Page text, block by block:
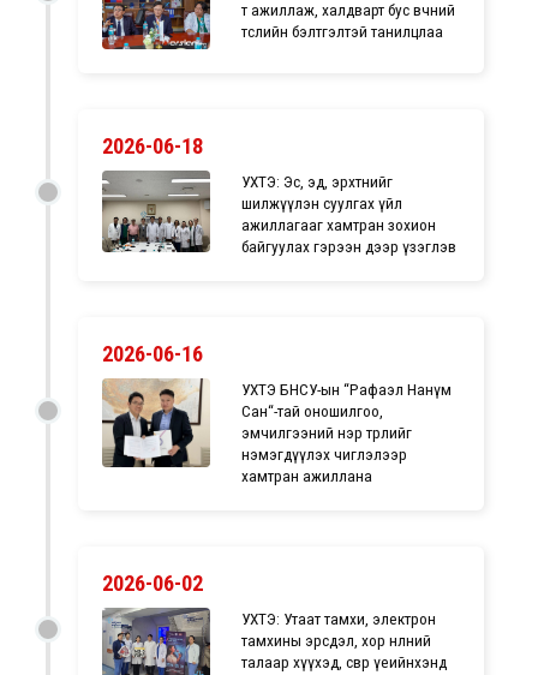
т ажиллаж, халдварт бус өвчний
төслийн бэлтгэлтэй танилцлаа
2026-06-18
УХТЭ: Эс, эд, эрхтнийг
шилжүүлэн суулгах үйл
ажиллагааг хамтран зохион
байгуулах гэрээн дээр үзэглэв
2026-06-16
УХТЭ БНСУ-ын “Рафаэл Нанүм
Сан“-тай оношилгоо,
эмчилгээний нэр төрлийг
нэмэгдүүлэх чиглэлээр
хамтран ажиллана
2026-06-02
УХТЭ: Утаат тамхи, электрон
тамхины эрсдэл, хор нөлөөний
талаар хүүхэд, өсвөр үеийнхэнд